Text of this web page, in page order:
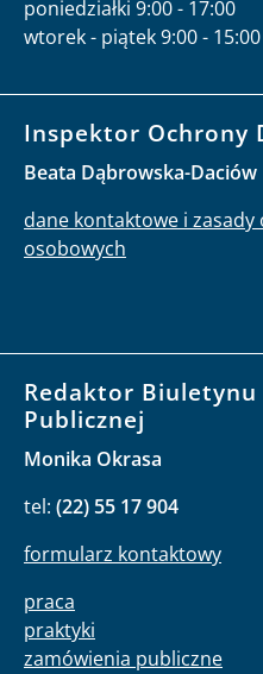
poniedziałki 9:00 - 17:00
wtorek - piątek 9:00 - 15:00
Inspektor Ochrony
Beata Dąbrowska-Daciów
dane kontaktowe i
osobowych
Redaktor
Publicznej
Monika Okrasa
tel: (22) 55 17 904
formularz kontaktowy
praca
praktyki
zamówienia publiczne